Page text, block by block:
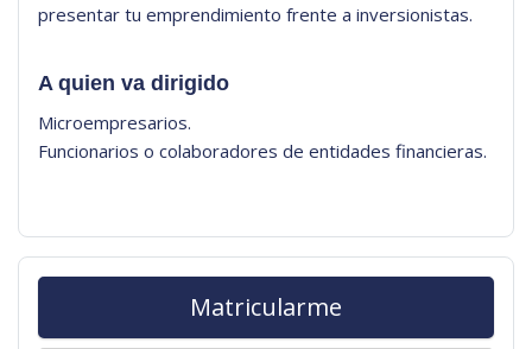
presentar tu emprendimiento frente a inversionistas.
A quien va dirigido
Microempresarios.
Funcionarios o colaboradores de entidades financieras.
Matricularme